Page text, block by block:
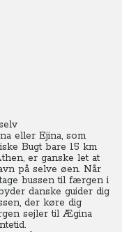
eller Ejina, som
Bugt bare 15 km
er ganske let at
på selve øen. Når
bussen til færgen i
danske guider dig
der køre dig
sejler til Ægina